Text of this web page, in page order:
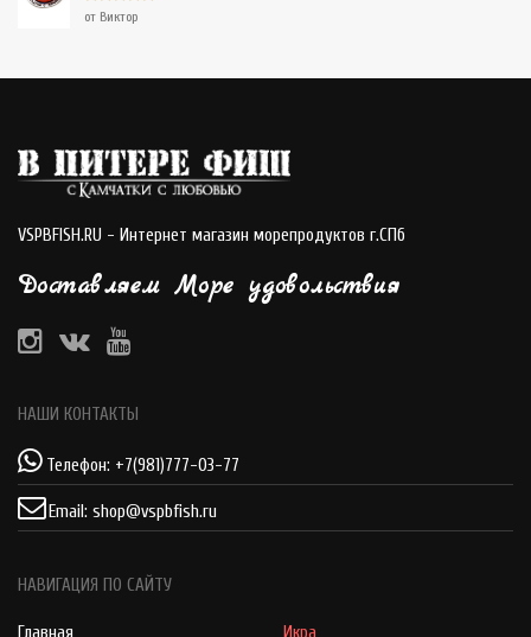
от Виктор
VSPBFISH.RU - Интернет магазин морепродуктов г.СПб
Доставляем Море удовольствия
НАШИ КОНТАКТЫ
Телефон: +7(981)777-03-77
Email: shop@vspbfish.ru
НАВИГАЦИЯ ПО САЙТУ
Главная Икра